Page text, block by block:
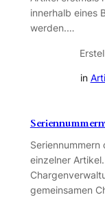
innerhalb eines
werden.…
in
einzelner
gemeinsamen